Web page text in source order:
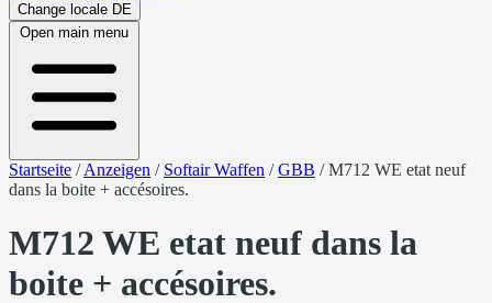
Change locale DE
Open main menu
Startseite /Anzeigen / Softair Waffen /GBB /M712 WE etat neuf
dans la boite + accésoires.
M712 WE etat neuf dans la
boite + accésoires.